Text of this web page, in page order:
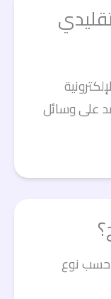
على وسائل
خلال 3-6 أشهر حسب نوع